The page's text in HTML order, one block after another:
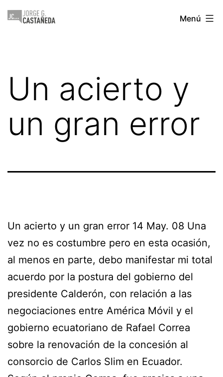
Saltar
Jorge
Menú
Un acierto y
un gran error
Un acierto y un gran error 14 May. 08 Una
vez no es costumbre pero en esta ocasión,
al menos en parte, debo manifestar mi total
acuerdo por la postura del gobierno del
presidente Calderón, con relación a las
negociaciones entre América Móvil y el
gobierno ecuatoriano de Rafael Correa
sobre la renovación de la concesión al
consorcio de Carlos Slim en Ecuador.